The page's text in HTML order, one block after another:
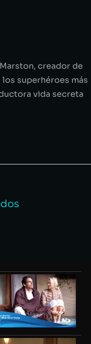
Marston, creador de
los superhéroes más
vida secreta